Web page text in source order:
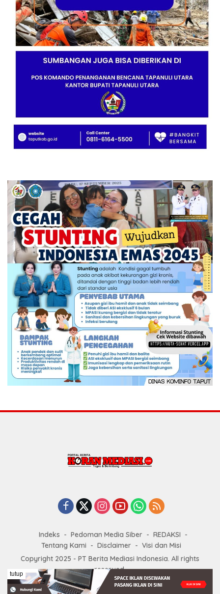
Indeks Pedoman Media Siber
REDAKSI
Tentang Kami
Disclaimer
Visi dan Misi
Copyright 2025 - PT Berita Mediasi Indonesia. All rights
reserved.
tutup